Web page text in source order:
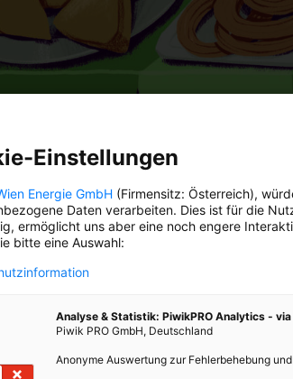
Das ganze Buch zum
Einstellungen
Energie GmbH (Firmensitz: Österreich),
Daten verarbeiten. Dies ist für die
ermöglicht uns aber eine noch engere
bitte eine Auswahl:
Analyse & Statistik: PiwikPRO Analytics - via
Piwik PRO GmbH, Deutschland
Anonyme Auswertung zur Fehlerbehebung